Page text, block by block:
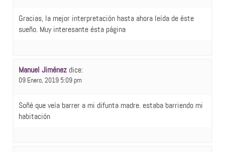
Gracias, la mejor interpretación hasta ahora leída de éste
sueño. Muy interesante ésta página
Manuel Jiménez dice:
09 Enero, 2019 5:09 pm
Soñé que veía barrer a mi difunta madre. estaba barriendo mi
habitación